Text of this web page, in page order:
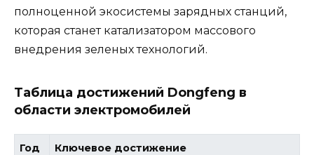
полноценной экосистемы зарядных станций,
которая станет катализатором массового
внедрения зеленых технологий.
Таблица достижений Dongfeng в
области электромобилей
Год Ключевое достижение